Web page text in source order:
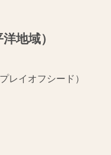
地域）
レイオフシード）